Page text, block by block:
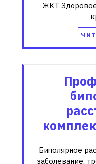
ЖКТ
Биполярное
заболевание‚